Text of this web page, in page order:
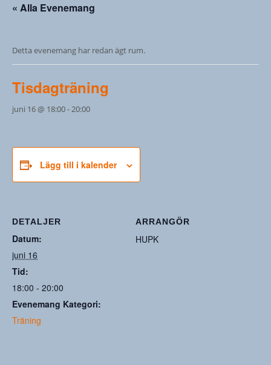
« Alla Evenemang
Detta evenemang har redan ägt rum.
Tisdagträning
juni 16 @ 18:00-20:00
Lägg till i kalender
DETALJER
Datum:
juni 16
Tid:
18:00 - 20:00
Evenemang Kategori:
Träning
ARRANGÖR
HUPK